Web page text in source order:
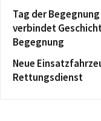
Tag der
verbindet
Begegnung
Neue
Rettungsdienst